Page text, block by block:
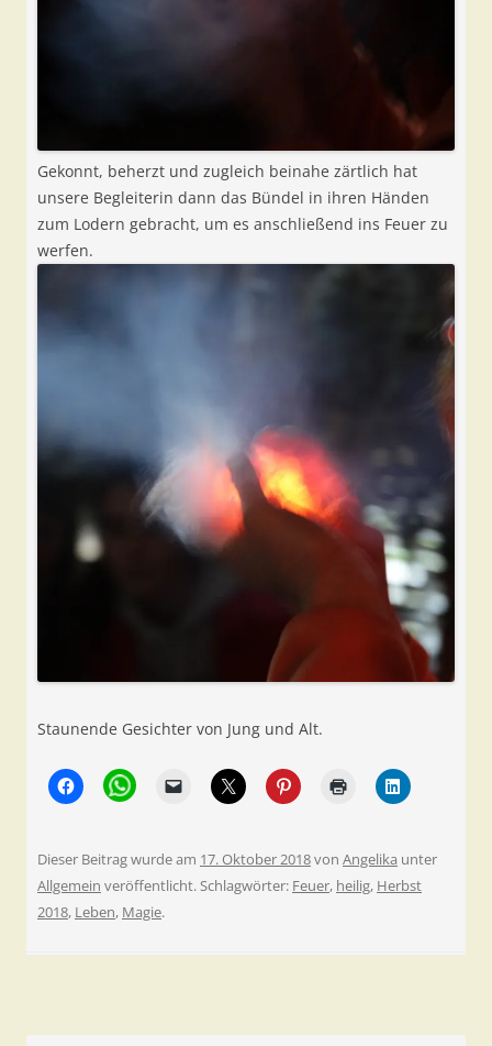
Gekonnt, beherzt und zugleich beinahe zärtlich hat
unsere Begleiterin dann das Bündel in ihren Händen
zum Lodern gebracht, um es anschließend ins Feuer zu
werfen.
Staunende Gesichter von Jung und Alt.
Dieser Beitrag wurde am 17. Oktober 2018von Angelika unter
Allgemein veröffentlicht. Schlagwörter: Feuer, heilig, Herbst
2018, Leben, Magie.